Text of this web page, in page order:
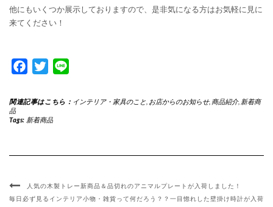
他にもいくつか展示しておりますので、是非気になる方はお気軽に見に
来てください！
Facebook
Twitter
関連記事はこちら： インテリア・家具のこと お店からのお知らせ, 商品紹介, 新着商
品
Tags: 新着商品
人気の木製トレー新商品＆品切れのアニマルプレートが入荷しました！
毎日必ず見るインテリア小物・雑貨って何だろう？？一目惚れした壁掛け時計が入荷